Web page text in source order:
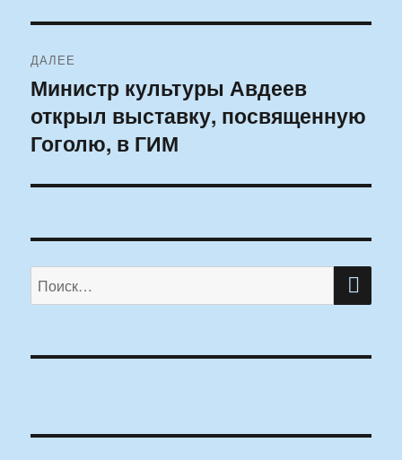
ДАЛЕЕ
Следующая
запись:
Министр культуры Авдеев
открыл выставку, посвященную
Гоголю, в ГИМ
Искать: